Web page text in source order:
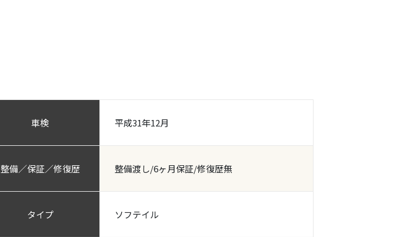
車検 平成31年12月
整備／保証／修復歴 整備渡し/6ヶ月保証/修復歴無
タイプ ソフテイル